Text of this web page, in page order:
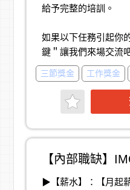
固定底薪(依學經歷核
二節禮金(或禮盒) |
年度特休 | 生日假 | 生
旅遊津貼 | 旅遊假 |
員工按摩服務 | 免費
給予完整的培訓。
如果以下任務引起你
鍵＂讓我們來場交流
【工作內容】
1.負責完成知名企業
面試、推薦
3.熱心處理派遣員工
4.積極解決企業客戶
5.教育訓練,活動報告
6.達成KPI,完成主管
三節獎金 工作獎金
▶【薪水】：【月起